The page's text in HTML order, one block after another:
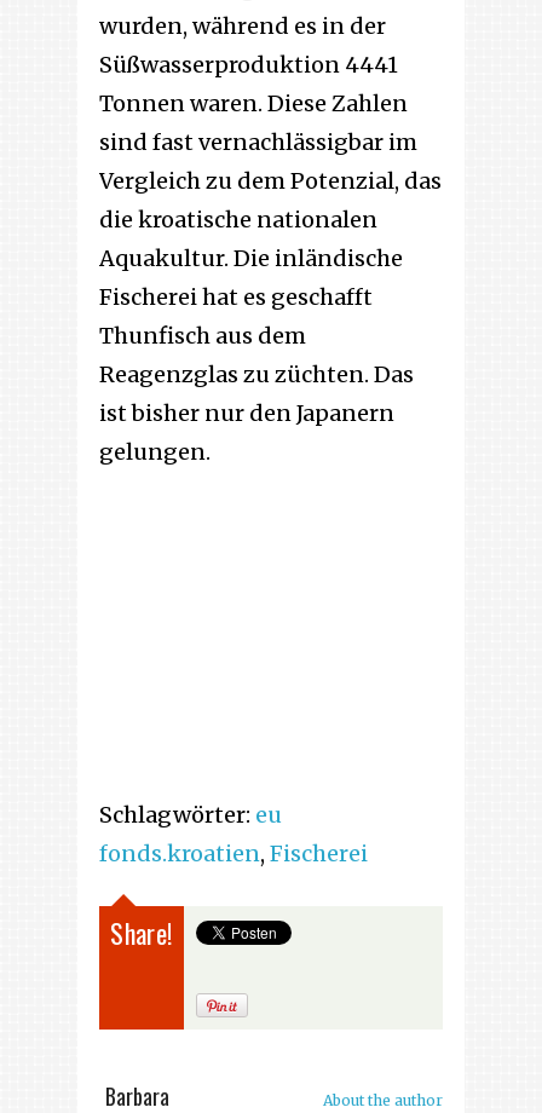
wurden, während es in der
Süßwasserproduktion 4441
Tonnen waren. Diese Zahlen
sind fast vernachlässigbar im
Vergleich zu dem Potenzial, das
die kroatische nationalen
Aquakultur. Die inländische
Fischerei hat es geschafft
Thunfisch aus dem
Reagenzglas zu züchten. Das
ist bisher nur den Japanern
gelungen.
Schlagwörter: eu
fonds.kroatien, Fischerei
Share!
Barbara About the author